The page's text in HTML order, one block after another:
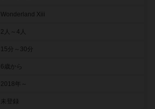
Wonderland Xiii
2人～4人
15分～30分
6歳から
2018年～
未登録